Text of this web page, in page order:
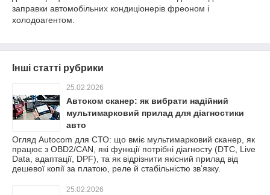
заправки автомобільних кондиціонерів фреоном і
холодоагентом.
Інші статті рубрики
25.02.2026
Автоком сканер: як вибрати надійний
мультимарковий прилад для діагностики
авто
Огляд Autocom для СТО: що вміє мультимарковий сканер, як
працює з OBD2/CAN, які функції потрібні діагносту (DTC, Live
Data, адаптації, DPF), та як відрізнити якісний прилад від
дешевої копії за платою, реле й стабільністю зв’язку.
25.02.2026